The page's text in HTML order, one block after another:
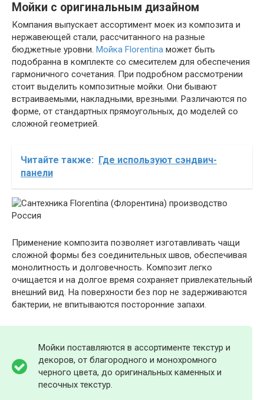
Мойки с оригинальным дизайном
Компания выпускает ассортимент моек из композита и
нержавеющей стали, рассчитанного на разные
бюджетные уровни. Мойка Florentina может быть
подобранна в комплекте со смесителем для обеспечения
гармоничного сочетания. При подробном рассмотрении
стоит выделить композитные мойки. Они бывают
встраиваемыми, накладными, врезными. Различаются по
форме, от стандартных прямоугольных, до моделей со
сложной геометрией.
Читайте также:
Где используют сэндвич-
панели
Применение композита позволяет изготавливать чащи
сложной формы без соединительных швов, обеспечивая
монолитность и долговечность. Композит легко
очищается и на долгое время сохраняет привлекательный
внешний вид. На поверхности без пор не задерживаются
бактерии, не впитываются посторонние запахи.
Мойки поставляются в ассортименте текстур и
декоров, от благородного и монохромного
черного цвета, до оригинальных каменных и
песочных текстур.